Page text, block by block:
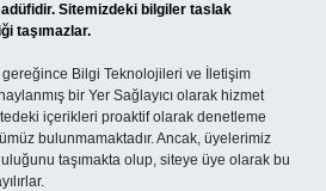
Sitemizdeki bilgiler taslak
taşımazlar.
gereğince Bilgi Teknolojileri ve İletişim
bir Yer Sağlayıcı olarak hizmet
içerikleri proaktif olarak denetleme
bulunmamaktadır. Ancak, üyelerimiz
taşımakta olup, siteye üye olarak bu